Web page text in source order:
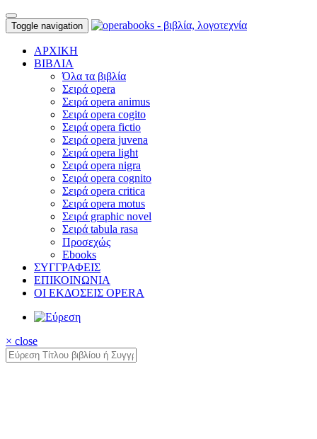
Toggle navigation
ΑΡΧΙΚΗ
ΒΙΒΛΙΑ
Όλα τα βιβλία
Σειρά opera
Σειρά opera animus
Σειρά opera cogito
Σειρά opera fictio
Σειρά opera juvena
Σειρά opera light
Σειρά opera nigra
Σειρά opera cognito
Σειρά opera critica
Σειρά opera motus
Σειρά graphic novel
Σειρά tabula rasa
Προσεχώς
Ebooks
ΣΥΓΓΡΑΦΕΙΣ
ΕΠΙΚΟΙΝΩΝΙΑ
ΟΙ ΕΚΔΟΣΕΙΣ OPERA
× close